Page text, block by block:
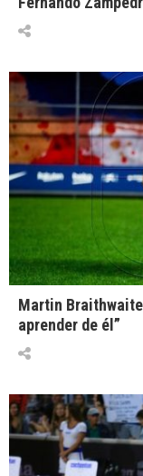
Martin
aprender de él”